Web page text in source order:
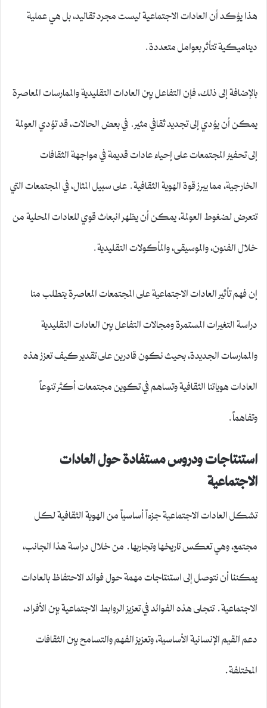
هذا يؤكد أن العادات الاجتماعية ليست مجرد تقاليد، بل هي عملية
ديناميكية تتأثر بعوامل متعددة.
بالإضافة إلى ذلك، فإن التفاعل بين العادات التقليدية والممارسات المعاصرة
يمكن أن يؤدي إلى تجديد ثقافي مثير. في بعض الحالات، قد تؤدي العولمة
إلى تحفيز المجتمعات على إحياء عادات قديمة في مواجهة الثقافات
الخارجية، مما يبرز قوة الهوية الثقافية. على سبيل المثال، في المجتمعات التي
تتعرض لضغوط العولمة، يمكن أن يظهر انبعاث قوي للعادات المحلية من
خلال الفنون، والموسيقى، والمأكولات التقليدية.
إن فهم تأثير العادات الاجتماعية على المجتمعات المعاصرة يتطلب منا
دراسة التغيرات المستمرة ومجالات التفاعل بين العادات التقليدية
والممارسات الجديدة، بحيث نكون قادرين على تقدير كيف تعزز هذه
العادات هوياتنا الثقافية وتساهم في تكوين مجتمعات أكثر تنوعاً
وتفاهماً.
استنتاجات ودروس مستفادة حول العادات
الاجتماعية
تشكل العادات الاجتماعية جزءاً أساسياً من الهوية الثقافية لكل
مجتمع، وهي تعكس تاريخها وتجاربها. من خلال دراسة هذا الجانب،
يمكننا أن نتوصل إلى استنتاجات مهمة حول فوائد الاحتفاظ بالعادات
الاجتماعية. تتجلى هذه الفوائد في تعزيز الروابط الاجتماعية بين الأفراد،
دعم القيم الإنسانية الأساسية، وتعزيز الفهم والتسامح بين الثقافات
المختلفة.